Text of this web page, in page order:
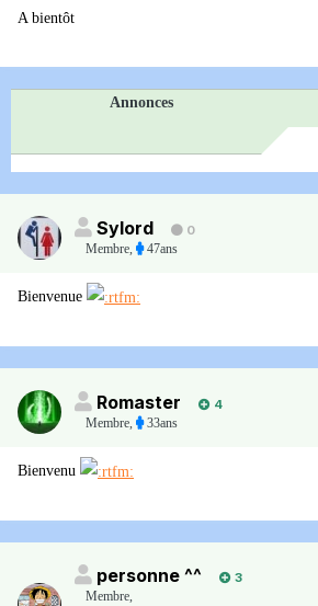
A bientôt
Annonces
Sylord
0
Membre, 47ans
Bienvenue
Romaster
4
Membre, 33ans
Bienvenu
personne ^^
3
Membre,